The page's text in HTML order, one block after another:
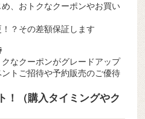
め、おトクなクーポンやお買い
？その差額保証します
クなクーポンがグレードアップ
ントご招待や予約販売のご優待
！（購入タイミングやク